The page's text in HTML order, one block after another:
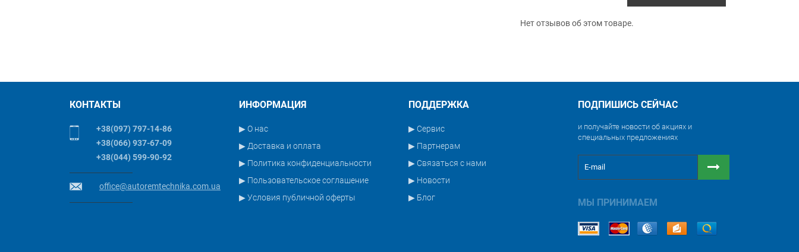
Нет отзывов об этом товаре.
КОНТАКТЫ
+38(097) 797-14-86
+38(066) 937-67-09
+38(044) 599-90-92
office@autoremtechnika.com.ua
ИНФОРМАЦИЯ
▶ О нас
▶ Доставка и оплата
▶ Политика конфиденциальности
▶ Пользовательское соглашение
▶ Условия публичной оферты
ПОДДЕРЖКА
▶ Сервис
▶ Партнерам
▶ Связаться с нами
▶ Новости
▶ Блог
ПОДПИШИСЬ СЕЙЧАС
и получайте новости об акциях и
специальных предложениях
МЫ ПРИНИМАЕМ